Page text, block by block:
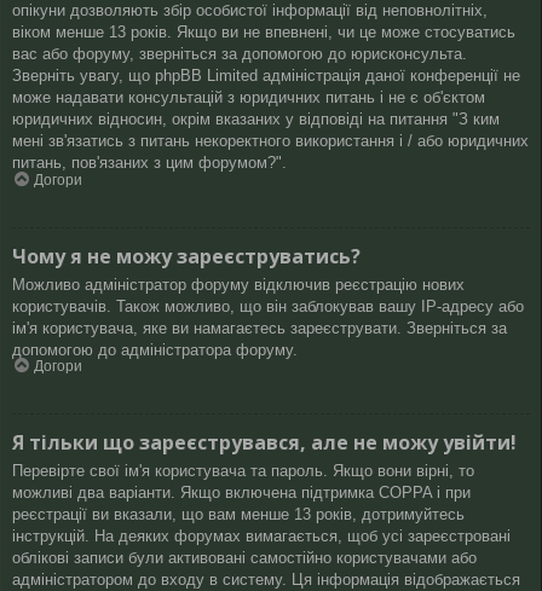
опікуни дозволяють збір особистої інформації від неповнолітніх,
віком менше 13 років. Якщо ви не впевнені, чи це може стосуватись
вас або форуму, зверніться за допомогою до юрисконсульта.
Зверніть увагу, що phpBB Limited адміністрація даної конференції не
може надавати консультацій з юридичних питань і не є об'єктом
юридичних відносин, окрім вказаних у відповіді на питання "З ким
мені зв'язатись з питань некоректного використання і / або юридичних
питань, пов'язаних з цим форумом?".
Догори
Чому я не можу зареєструватись?
Можливо адміністратор форуму відключив реєстрацію нових
користувачів. Також можливо, що він заблокував вашу IP-адресу або
ім'я користувача, яке ви намагаєтесь зареєструвати. Зверніться за
допомогою до адміністратора форуму.
Догори
Я тільки що зареєструвався, але не можу увійти!
Перевірте свої ім'я користувача та пароль. Якщо вони вірні, то
можливі два варіанти. Якщо включена підтримка COPPA і при
реєстрації ви вказали, що вам менше 13 років, дотримуйтесь
інструкцій. На деяких форумах вимагається, щоб усі зареєстровані
облікові записи були активовані самостійно користувачами або
адміністратором до входу в систему. Ця інформація відображається